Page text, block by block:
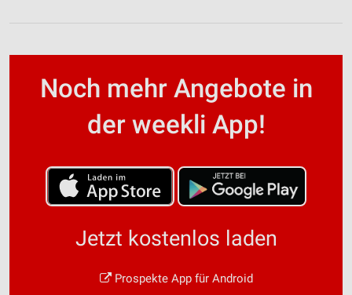
Noch mehr Angebote in
der weekli App!
Jetzt kostenlos laden
Prospekte App für Android